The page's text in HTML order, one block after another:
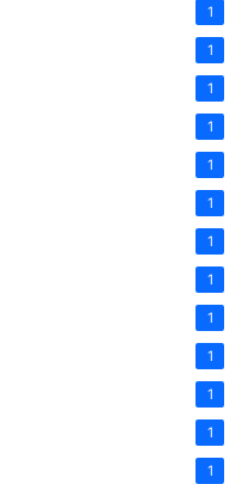
1
1
1
1
1
1
1
1
1
1
1
1
1